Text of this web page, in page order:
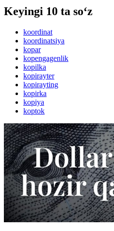
Keyingi 10 ta so‘z
koordinat
koordinatsiya
kopar
kopengagenlik
kopilka
kopirayter
kopirayting
kopirka
kopiya
koptok